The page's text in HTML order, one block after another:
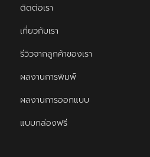
ติดต่อเรา
เกี่ยวกับเรา
รีวิวจากลูกค้าของเรา
ผลงานการพิมพ์
ผลงานการออกแบบ
แบบกล่องฟรี